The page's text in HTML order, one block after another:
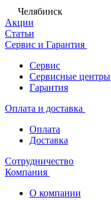
Челябинск
Акции
Статьи
Сервис и Гарантия
Сервис
Сервисные центры
Гарантия
Оплата и доставка
Оплата
Доставка
Сотрудничество
Компания
О компании